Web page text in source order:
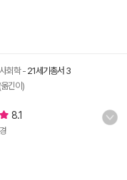
회학- 21세기총서 3
(옮긴이)
8.1